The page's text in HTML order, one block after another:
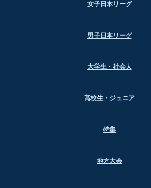
女子日本リーグ
男子日本リーグ
大学生・社会人
高校生・ジュニア
特集
地方大会